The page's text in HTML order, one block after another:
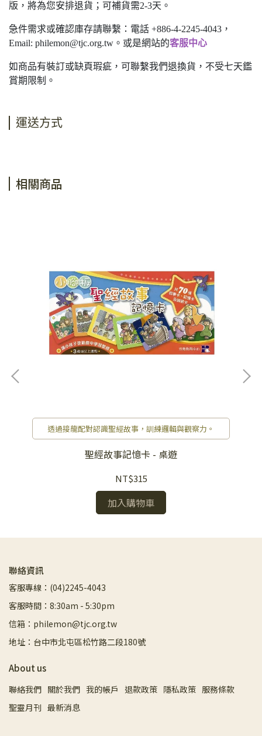
版，將為您安排退貨；可補貨需2-3天。
急件需求或確認庫存請聯繫：電話 +886-4-2245-4043，
Email: philemon@tjc.org.tw 。或是網站的客服中心
如商品有裝訂或缺頁瑕疵，可聯繫我們退換貨，不受七天鑑
賞期限制。
運送方式
相關商品
透過接龍配對認識聖經故事，訓練邏輯與觀察力。
聖經故事記憶卡 - 桌遊
NT$315
加入購物車
聯絡資訊
客服專線：(04)2245-4043
客服時間：8:30am - 5:30pm
信箱：philemon@tjc.org.tw
地址：台中市北屯區松竹路二段180號
About us
聯絡我們 關於我們 我的帳戶 退款政策 隱私政策 服務條款
聖靈月刊 最新消息